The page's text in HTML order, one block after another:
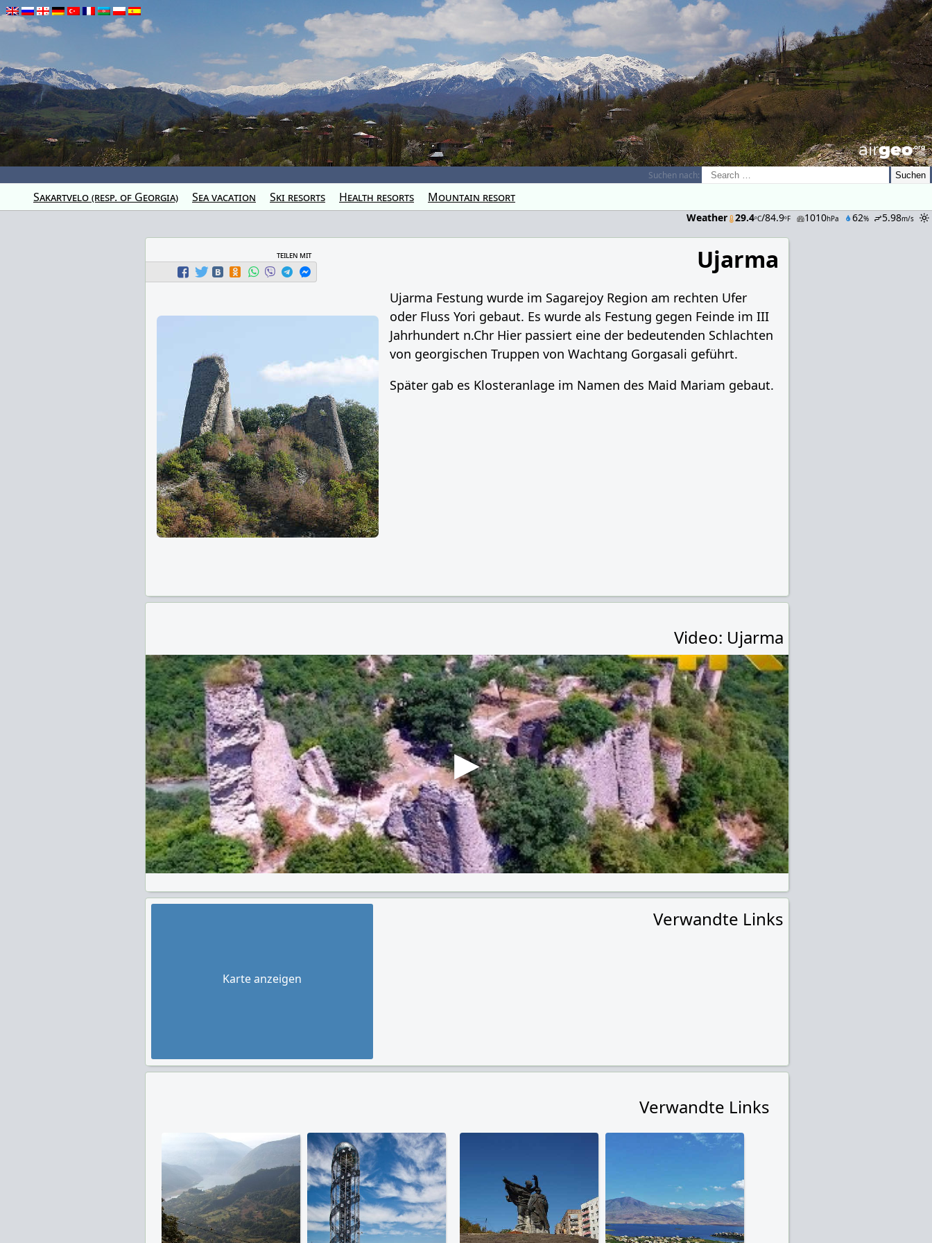
airGEO.oRg
Suchen nach:
Sakartvelo (resp. of Georgia) Sea vacation Ski resorts Health resorts Mountain resort
Weather 29.4ºC/84.9ºF 1010hPa 62% 5.98m/s
teilen mit Ujarma
Ujarma Festung wurde im Sagarejoy Region am rechten Ufer
oder Fluss Yori gebaut. Es wurde als Festung gegen Feinde im III
Jahrhundert n.Chr Hier passiert eine der bedeutenden Schlachten
von georgischen Truppen von Wachtang Gorgasali geführt.
Später gab es Klosteranlage im Namen des Maid Mariam gebaut.
Video: Ujarma
Verwandte Links
Karte anzeigen
Verwandte Links